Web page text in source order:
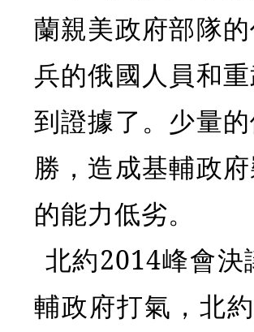
蘭親美政府部隊
兵的俄國人員和
到證據了。少量
勝，造成基輔政府
的能力低劣。
北約2014峰會
輔政府打氣，北